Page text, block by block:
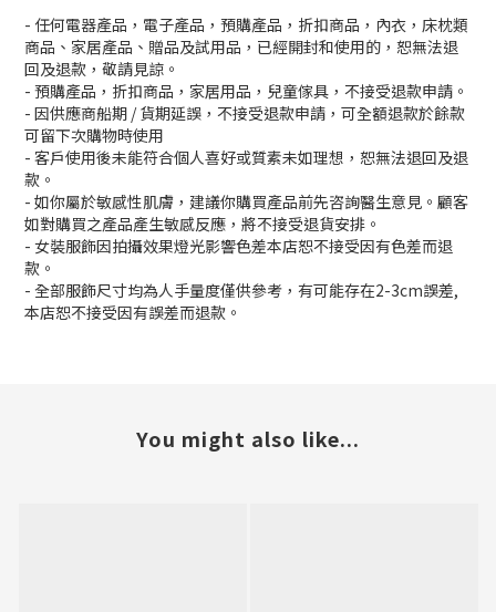
- 任何電器產品，電子產品，預購產品，折扣商品，內衣，床枕類
商品、家居產品、贈品及試用品，已經開封和使用的，恕無法退
回及退款，敬請見諒。
- 預購產品，折扣商品，家居用品，兒童傢具，不接受退款申請。
- 因供應商船期 / 貨期延誤，不接受退款申請，可全額退款於餘款
可留下次購物時使用
- 客戶使用後未能符合個人喜好或質素未如理想，恕無法退回及退
款。
- 如你屬於敏感性肌膚，建議你購買產品前先咨詢醫生意見。顧客
如對購買之產品產生敏感反應，將不接受退貨安排。
- 女裝服飾因拍攝效果燈光影響色差本店恕不接受因有色差而退
款。
- 全部服飾尺寸均為人手量度僅供參考，有可能存在2-3cm誤差,
本店恕不接受因有誤差而退款。
You might also like...